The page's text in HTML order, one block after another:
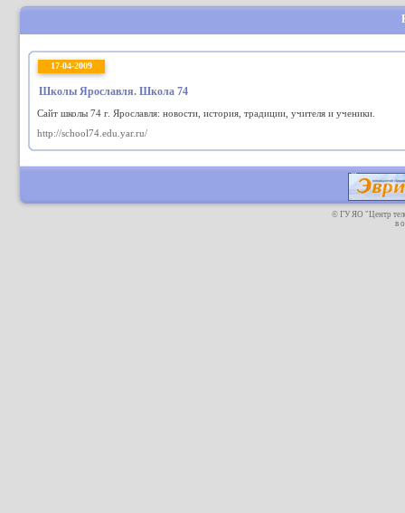
17-04-2009
Школы Ярославля. Школа 74
Сайт школы 74 г. Ярославля: новости, история, традиции, учителя и ученики.
http://school74.edu.yar.ru/
© ГУ ЯО "Центр
в